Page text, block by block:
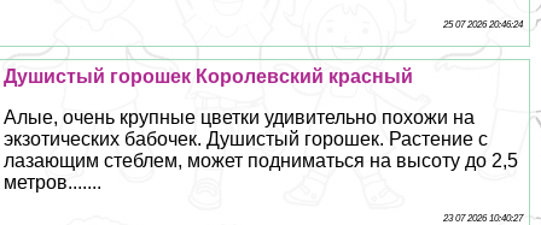
25 07 2026 20:46:24
Душистый горошек Королевский красный
Алые, очень крупные цветки удивительно похожи на
экзотических бабочек. Душистый горошек. Растение с
лазающим стeблем, может подниматься на высоту до 2,5
метров.......
23 07 2026 10:40:27